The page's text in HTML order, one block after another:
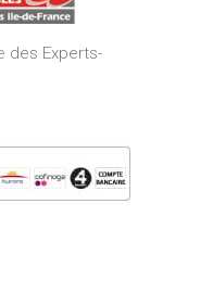
des Experts-